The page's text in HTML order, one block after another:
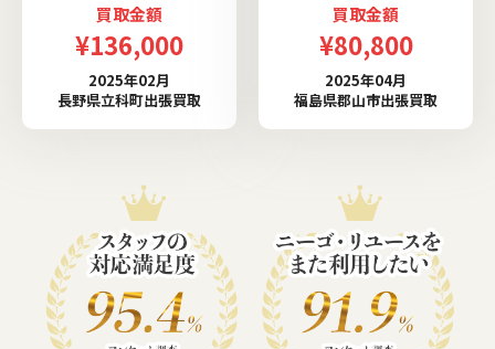
買取金額
¥136,000
2025年02月
長野県立科町出張買取
買取金額
¥80,800
2025年04月
福島県郡山市出張買取